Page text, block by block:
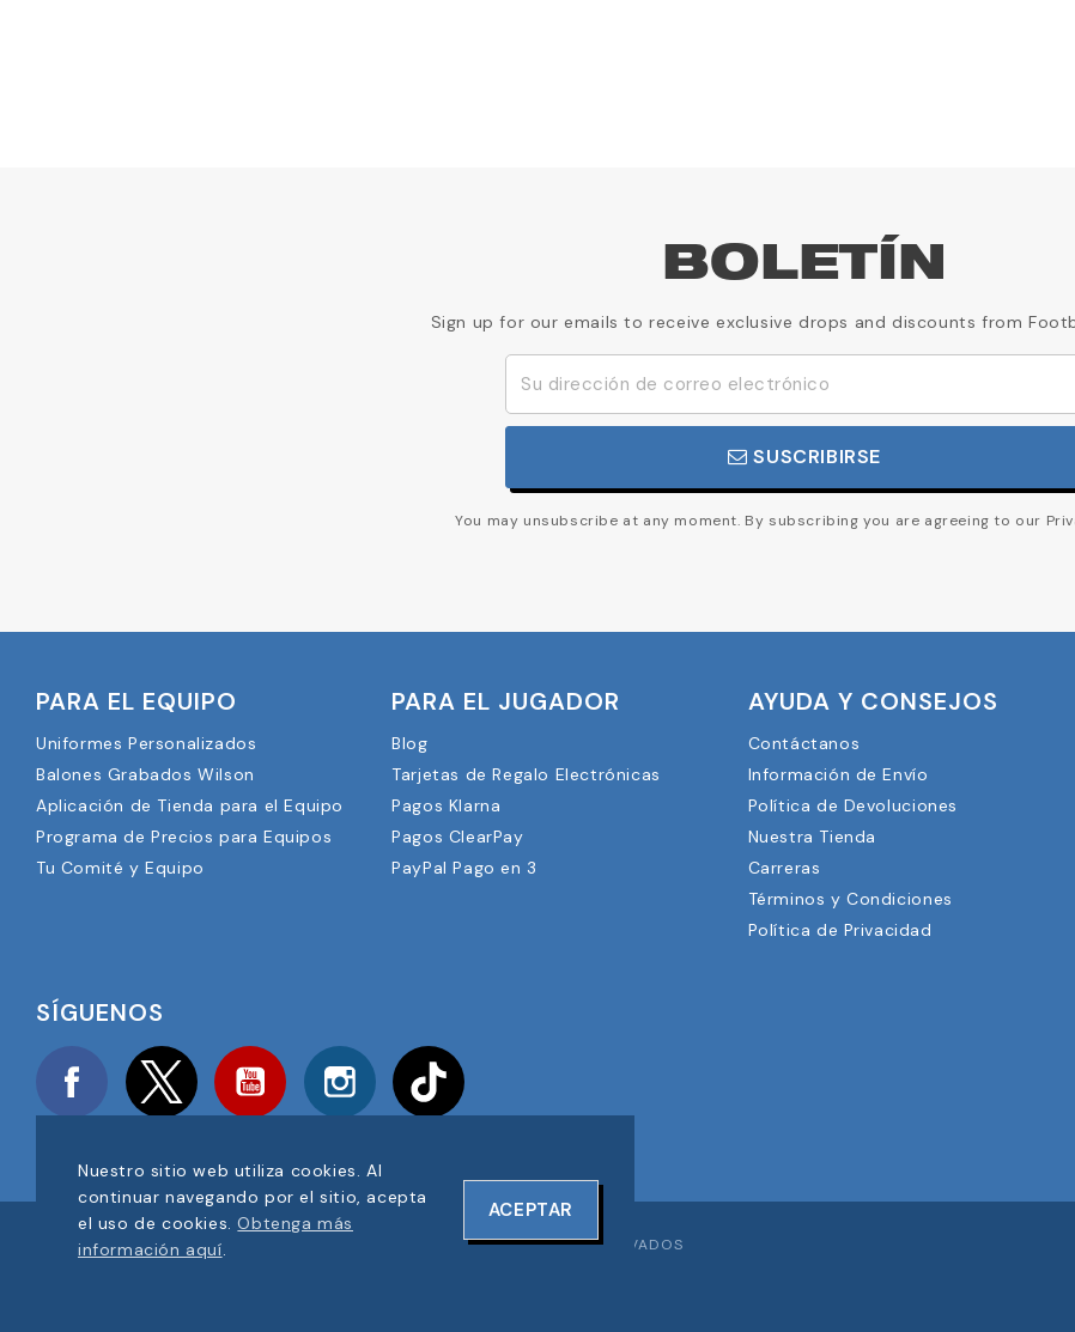
BOLETÍN
Sign up for our emails to receive exclusive drops and discounts from
SUSCRIBIRSE
You may unsubscribe at any moment. By subscribing you are agreeing to our
PARA EL EQUIPO
Uniformes Personalizados
Balones Grabados Wilson
Aplicación de Tienda para el Equipo
Programa de Precios para Equipos
Tu Comité y Equipo
PARA EL JUGADOR
Blog
Tarjetas de Regalo Electrónicas
Pagos Klarna
Pagos ClearPay
PayPal Pago en 3
AYUDA Y CONSEJOS
Contáctanos
Información de Envío
Política de Devoluciones
Nuestra Tienda
Carreras
Términos y Condiciones
Política de Privacidad
SÍGUENOS
Facebook Twitter YouTube Instagram
COPYRIGHT © 2025 FOOTBALL AMERICA UK TODOS LOS DERECHOS RESERVADOS
Nuestro sitio web utiliza cookies. Al
continuar navegando por el sitio, acepta
el uso de cookies.Obtenga más
información aquí.
ACEPTAR